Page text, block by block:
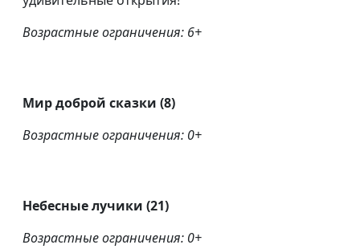
Возрастные ограничения: 6+
Мир доброй сказки (8)
Возрастные ограничения: 0+
Небесные лучики (21)
Возрастные ограничения: 0+